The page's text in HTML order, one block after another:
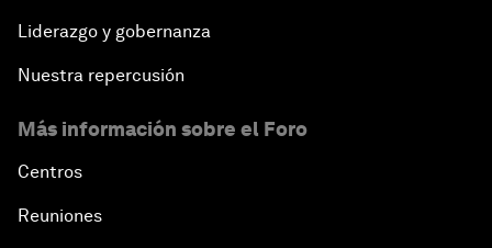
Liderazgo y gobernanza
Nuestra repercusión
Más información sobre el Foro
Centros
Reuniones